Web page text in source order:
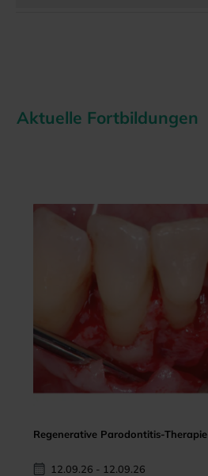
Aktuelle Fortbildungen
Regenerative Parodontitis-Therapie
12.09.26 - 12.09.26